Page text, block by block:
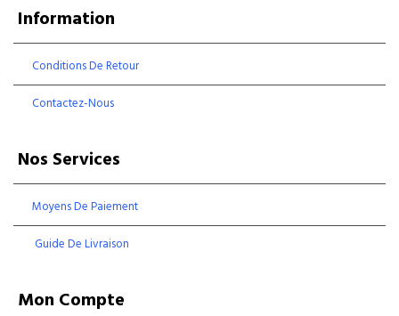
Information
Conditions De Retour
Contactez-Nous
Nos Services
Moyens De Paiement
Guide De Livraison
Mon Compte